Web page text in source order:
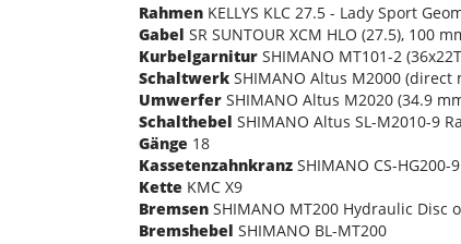
Rahmen KELLYS KLC 27.5 - Lady Sport
Gabel SR SUNTOUR XCM HLO (27.5), 100
Kurbelgarnitur SHIMANO MT101-2
Schaltwerk SHIMANO Altus M2000 (direct
Umwerfer SHIMANO Altus M2020 (34.9
Schalthebel SHIMANO Altus SL-M2010-9
Gänge 18
Kassetenzahnkranz SHIMANO CS-HG200-
Kette KMC X9
Bremsen SHIMANO MT200 Hydraulic Disc
Bremshebel SHIMANO BL-MT200